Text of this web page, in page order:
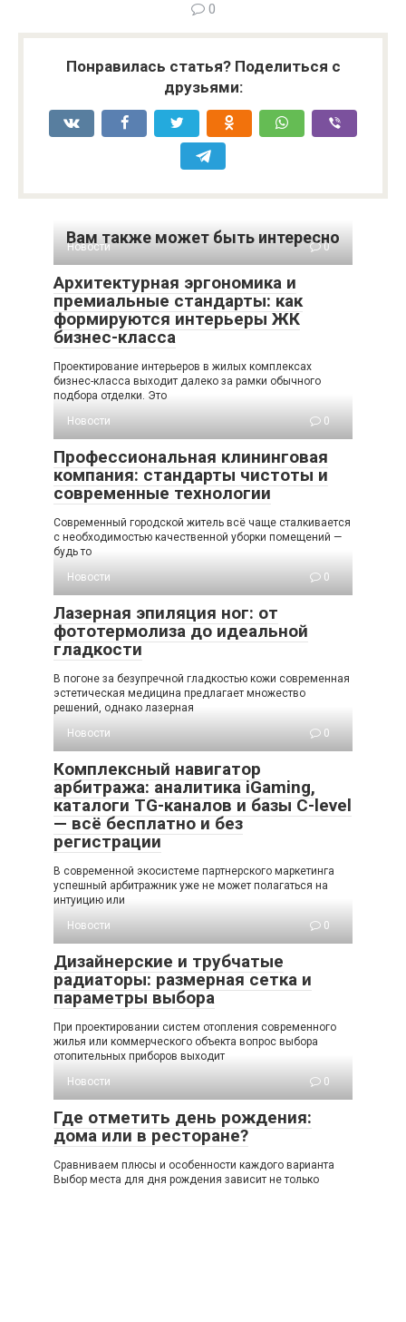
0
Понравилась статья? Поделиться с
друзьями:
Вам также может быть интересно
Новости 0
Архитектурная эргономика и
премиальные стандарты: как
формируются интерьеры ЖК
бизнес-класса
Проектирование интерьеров в жилых комплексах
бизнес-класса выходит далеко за рамки обычного
подбора отделки. Это
Новости
0
Профессиональная клининговая
компания: стандарты чистоты и
современные технологии
Современный городской житель всё чаще сталкивается
с необходимостью качественной уборки помещений —
будь то
Новости
0
Лазерная эпиляция ног: от
фототермолиза до идеальной
гладкости
В погоне за безупречной гладкостью кожи современная
эстетическая медицина предлагает множество
решений, однако лазерная
Новости
0
Комплексный навигатор
арбитража: аналитика iGaming,
каталоги TG-каналов и базы C-level
— всё бесплатно и без
регистрации
В современной экосистеме партнерского маркетинга
успешный арбитражник уже не может полагаться на
интуицию или
Новости
0
Дизайнерские и трубчатые
радиаторы: размерная сетка и
параметры выбора
При проектировании систем отопления современного
жилья или коммерческого объекта вопрос выбора
отопительных приборов выходит
Новости
0
Где отметить день рождения:
дома или в ресторане?
Сравниваем плюсы и особенности каждого варианта
Выбор места для дня рождения зависит не только